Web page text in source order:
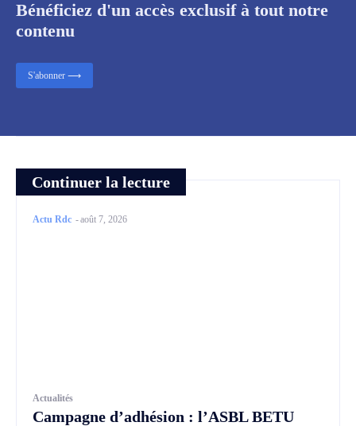
Continuer la lecture
Actu Rdc -août 7, 2026
Actualités
Campagne d’adhésion : l’ASBL BETU
Bénéficiez d'un accès exclusif à tout notre
contenu
S'abonner ⟶